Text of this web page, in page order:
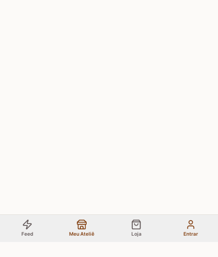
Feed Meu Ateliê Loja Entrar